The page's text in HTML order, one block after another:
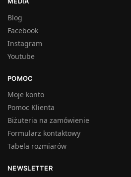
Blog
Facebook
Instagram
Youtube
POMOC
Moje konto
Pomoc Klienta
Biżuteria na zamówienie
Formularz kontaktowy
Tabela rozmiarów
NEWSLETTER